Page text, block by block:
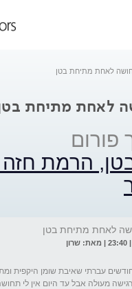
לאחת מתיחת בטן
לאחת מתיחת
פורום
הרמת
לאחת מתיחת בטן
כ 5.5 חודשים עברתי שאיבת שומן היקפית
מעולה אבל עד היום אין לי